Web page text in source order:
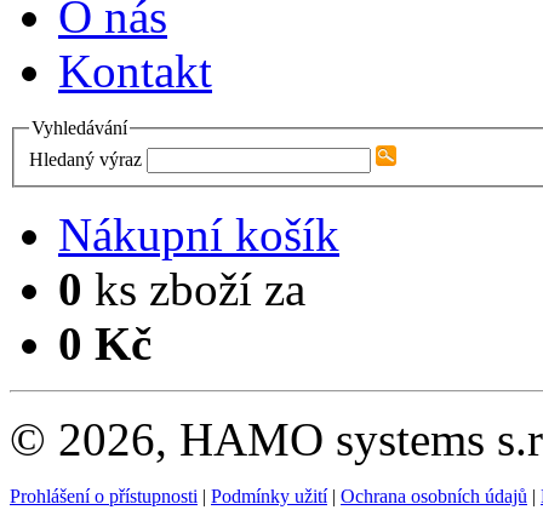
O nás
Kontakt
Vyhledávání
Hledaný výraz
Nákupní košík
0 ks zboží za
0 Kč
© 2026, HAMO systems
Prohlášení o přístupnosti | Podmínky užití| Ochrana osobních údajů |